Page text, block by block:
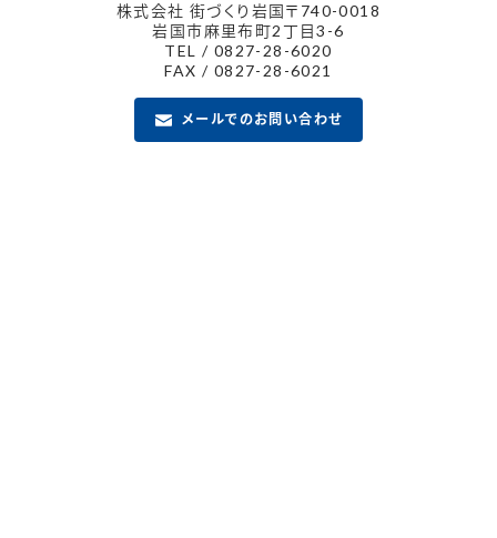
株式会社 街づくり岩国〒740-0018
岩国市麻里布町2丁目3-6
TEL / 0827-28-6020
FAX / 0827-28-6021
メールでのお問い合わせ